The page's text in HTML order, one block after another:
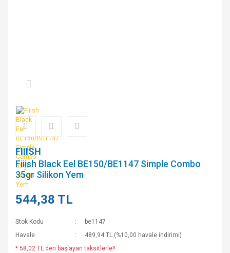
FIIISH
Fiiish Black Eel BE150/BE1147 Simple Combo
35gr Silikon Yem
544,38 TL
Stok Kodu
be1147
Havale
489,94 TL (%10,00 havale indirimi)
* 58,02 TL den başlayan taksitlerle!!